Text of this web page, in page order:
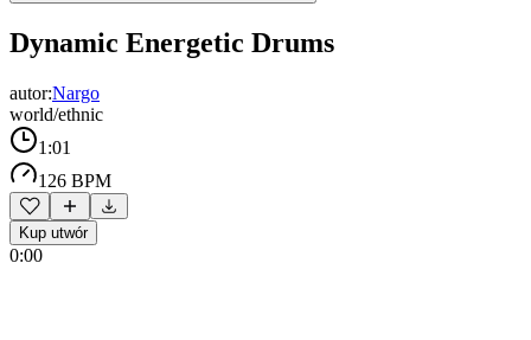
Dynamic Energetic Drums
autor:Nargo
world/ethnic
1:01
126 BPM
Kup utwór
0:00